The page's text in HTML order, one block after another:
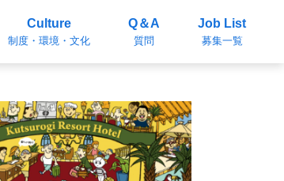
Culture
制度・環境・文化
Q＆A
質問
Job List
募集一覧